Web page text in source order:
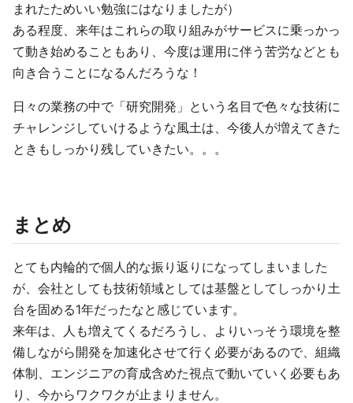
まれたためいい勉強にはなりましたが）
ある程度、来年はこれらの取り組みがサービスに乗っかっ
て動き始めることもあり、今度は運用に伴う苦労などとも
向き合うことになるんだろうな！
日々の業務の中で「研究開発」という名目で色々な技術に
チャレンジしていけるような風土は、今後人が増えてきた
ときもしっかり残していきたい。。。
まとめ
とても内輪的で個人的な振り返りになってしまいました
が、会社としても技術領域としては基盤としてしっかり土
台を固める1年だったなと感じています。
来年は、人も増えてくるだろうし、よりいっそう環境を整
備しながら開発を加速化させて行く必要があるので、組織
体制、エンジニアの育成含めた視点で動いていく必要もあ
り、今からワクワクが止まりません。